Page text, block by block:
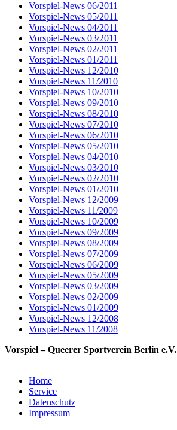
Vorspiel-News 06/2011
Vorspiel-News 05/2011
Vorspiel-News 04/2011
Vorspiel-News 03/2011
Vorspiel-News 02/2011
Vorspiel-News 01/2011
Vorspiel-News 12/2010
Vorspiel-News 11/2010
Vorspiel-News 10/2010
Vorspiel-News 09/2010
Vorspiel-News 08/2010
Vorspiel-News 07/2010
Vorspiel-News 06/2010
Vorspiel-News 05/2010
Vorspiel-News 04/2010
Vorspiel-News 03/2010
Vorspiel-News 02/2010
Vorspiel-News 01/2010
Vorspiel-News 12/2009
Vorspiel-News 11/2009
Vorspiel-News 10/2009
Vorspiel-News 09/2009
Vorspiel-News 08/2009
Vorspiel-News 07/2009
Vorspiel-News 06/2009
Vorspiel-News 05/2009
Vorspiel-News 03/2009
Vorspiel-News 02/2009
Vorspiel-News 01/2009
Vorspiel-News 12/2008
Vorspiel-News 11/2008
Vorspiel – Queerer Sportverein Berlin e.V.
Home
Service
Datenschutz
Impressum